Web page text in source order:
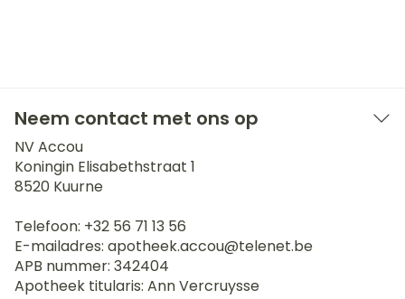
Neem contact met ons op
NV Accou
Koningin Elisabethstraat 1
8520 Kuurne
Telefoon: +32 56 71 13 56
E-mailadres: apotheek.accou@telenet.be
APB nummer: 342404
Apotheek titularis: Ann Vercruysse